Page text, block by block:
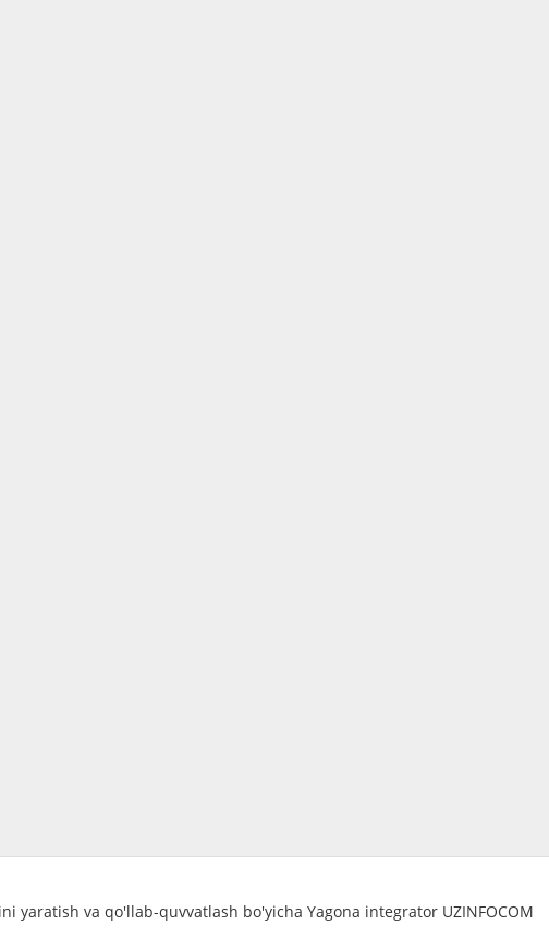
yaratish va qo'llab-quvvatlash bo'yicha Yagona integrator UZINFOCOM